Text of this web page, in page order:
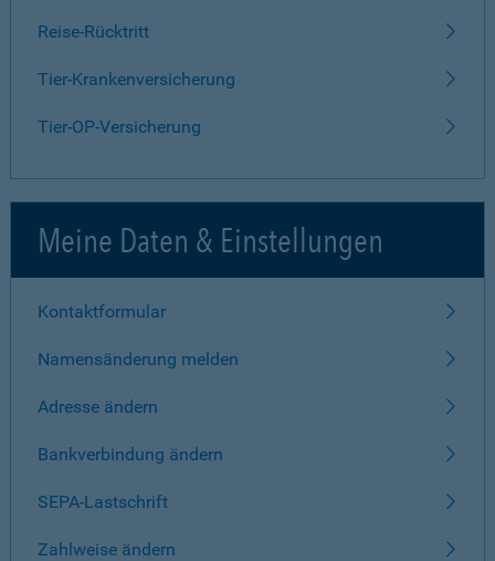
Reise-Rücktritt
Tier-Krankenversicherung
Tier-OP-Versicherung
Meine Daten & Einstellungen
Kontaktformular
Namensänderung melden
Adresse ändern
Bankverbindung ändern
SEPA-Lastschrift
Zahlweise ändern